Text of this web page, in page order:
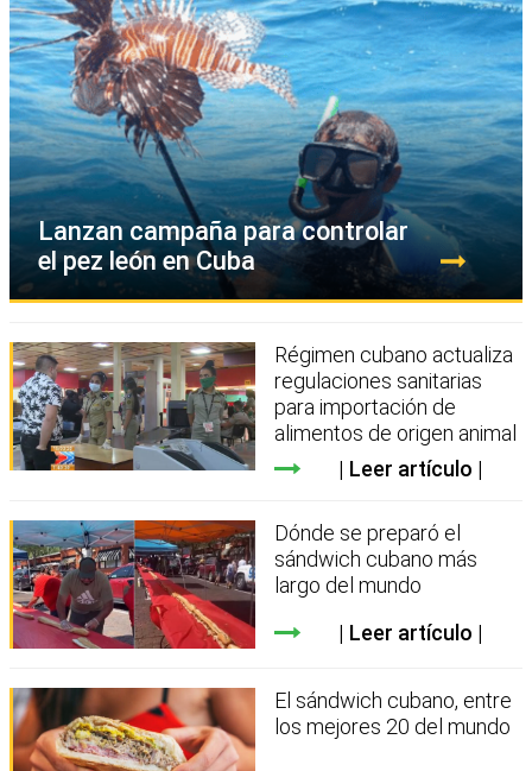
Lanzan campaña para controlar
el pez león en Cuba
Régimen cubano actualiza
regulaciones sanitarias
para importación de
alimentos de origen animal
Leer artículo
Dónde se preparó el
sándwich cubano más
largo del mundo
Leer artículo
El sándwich cubano, entre
los mejores 20 del mundo